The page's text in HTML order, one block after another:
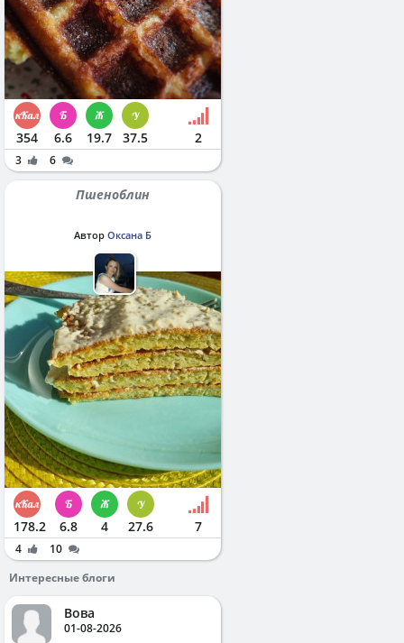
354 6.6 19.7 37.5 2
3 6
Пшеноблин
Автор Оксана Б
178.2 6.8 4 27.6 7
4
10
Интересные блоги
Вова
01-08-2026